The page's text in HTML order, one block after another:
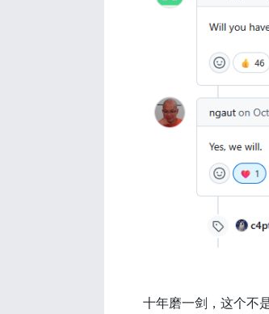
十年磨一剑，这个不